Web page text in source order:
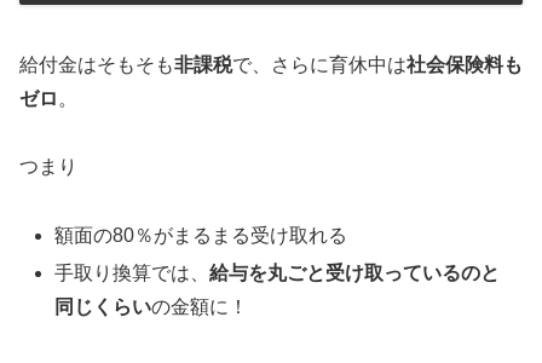
給付金はそもそも非課税で、さらに育休中は社会保険料も
ゼロ 。
つまり
額面の80％がまるまる受け取れる
手取り換算では、給与を丸ごと受け取っているのと
同じくらいの金額に！